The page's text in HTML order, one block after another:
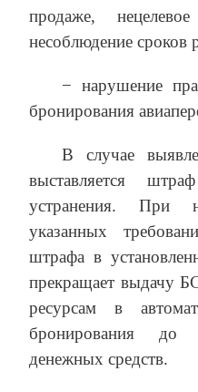
продаже,
несоблюдение сроков
− нарушение
бронирования
В случае
выставляется
устранения. При
указанных
штрафа в
прекращает выдачу
ресурсам в
бронирования до
денежных средств.